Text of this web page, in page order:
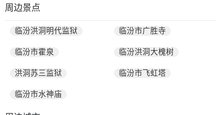
周边景点
临汾洪洞明代监狱 临汾市广胜寺
临汾市霍泉 临汾洪洞大槐树
洪洞苏三监狱 临汾市飞虹塔
临汾市水神庙